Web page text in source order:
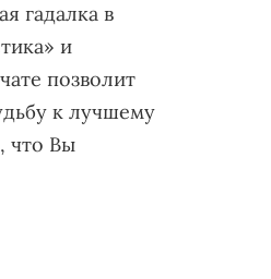
гадалка в
и
позволит
к лучшему
что Вы